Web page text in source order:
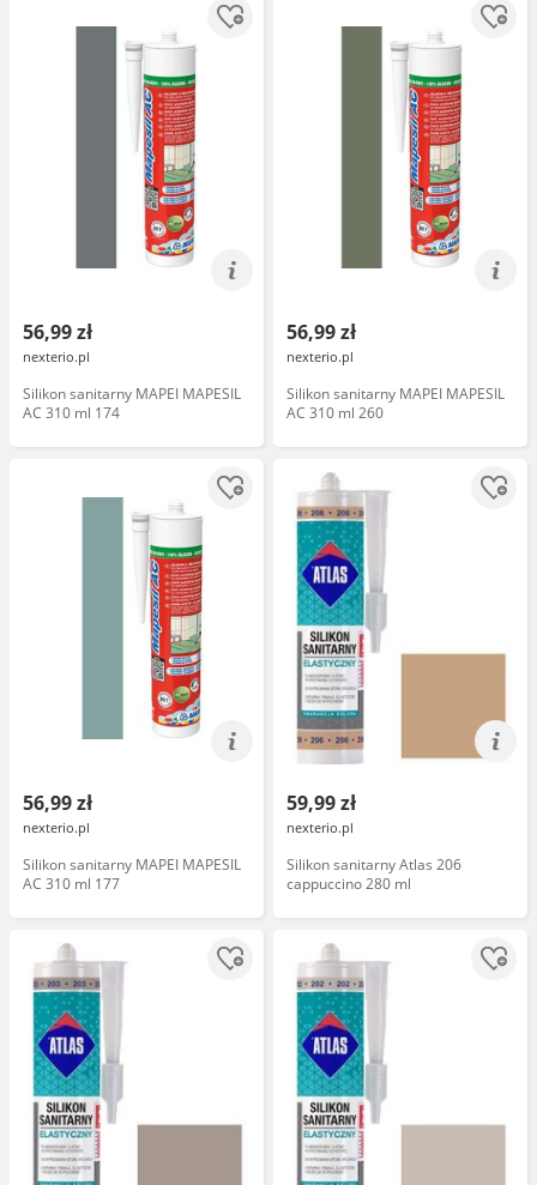
56,99 zł
nexterio.pl
Silikon sanitarny MAPEI MAPESIL
AC 310 ml 174
56,99 zł
nexterio.pl
Silikon sanitarny MAPEI MAPESIL
AC 310 ml 260
56,99 zł
nexterio.pl
Silikon sanitarny MAPEI MAPESIL
AC 310 ml 177
59,99 zł
nexterio.pl
Silikon sanitarny Atlas 206
cappuccino 280 ml